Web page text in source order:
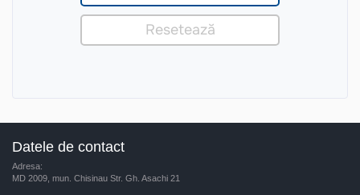
Datele de contact
Adresa:
MD 2009, mun. Chisinau Str. Gh. Asachi 21